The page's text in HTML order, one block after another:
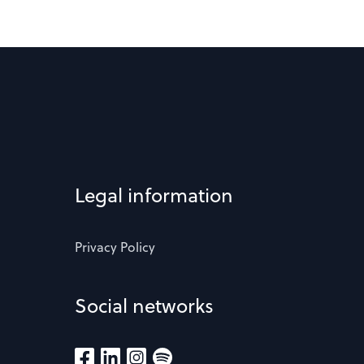
Legal information
Privacy Policy
Social networks